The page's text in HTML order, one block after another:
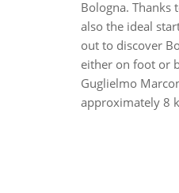
Bologna. Thanks
also the ideal
out to discover
either on foot or
Guglielmo
approximately 8